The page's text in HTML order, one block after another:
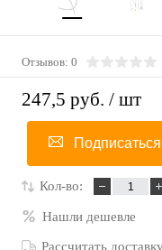
Отзывов: 0
247,5 руб. / шт
Подписаться
Кол-во:
Нашли дешевле
Рассчитать